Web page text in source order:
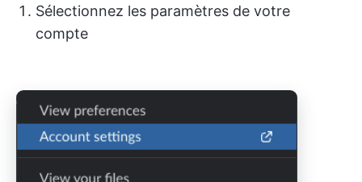
Sélectionnez les paramètres de votre
compte